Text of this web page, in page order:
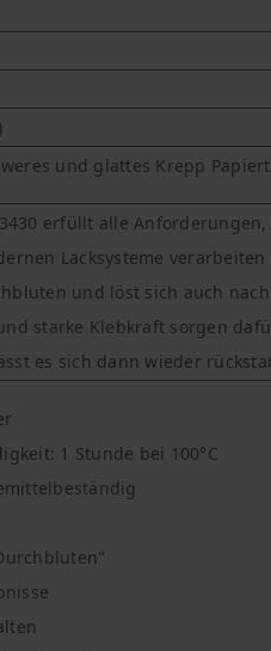
und glattes Krepp
3430 erfüllt alle
Lacksysteme
und löst sich auch
starke Klebkraft sorgen
es sich dann wieder
1 Stunde bei 100°C